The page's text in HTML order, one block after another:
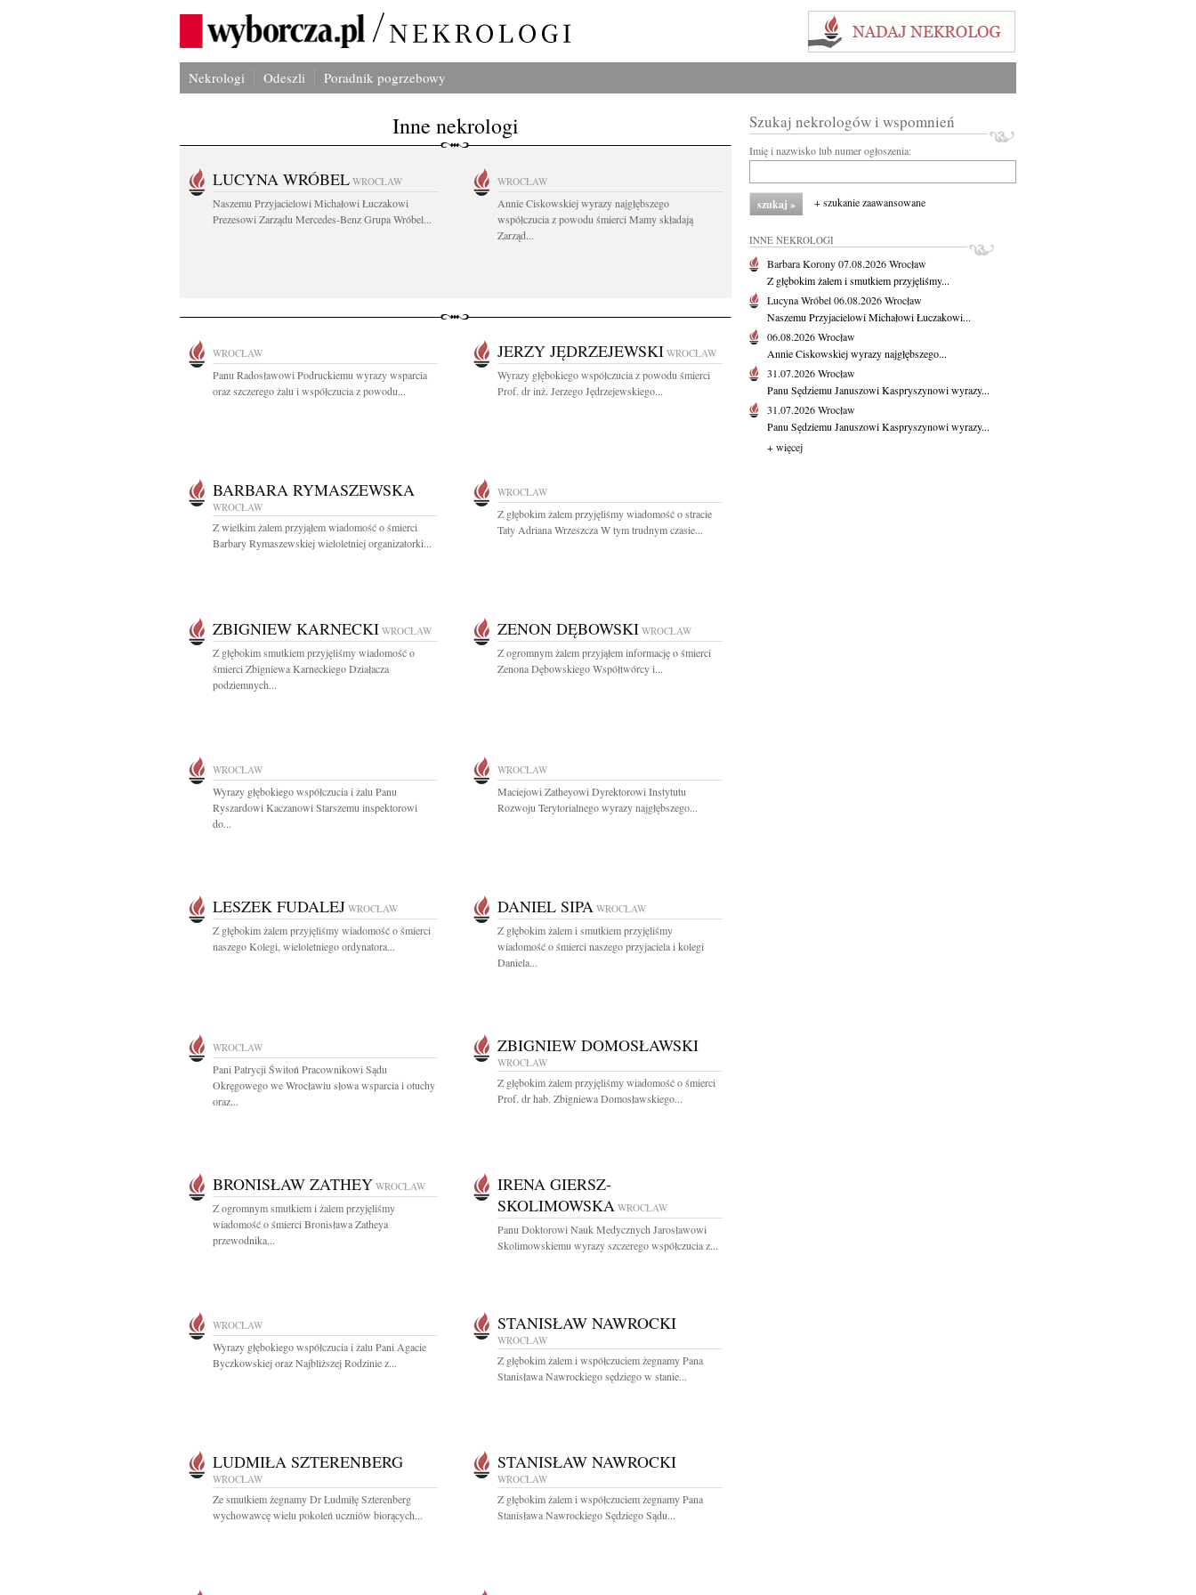
Nekrologi Odeszli Poradnik pogrzebowy
Inne nekrologi
LUCYNA WRÓBEL WROCŁAW
Naszemu Przyjacielowi Michałowi Łuczakowi
Prezesowi Zarządu Mercedes-Benz Grupa Wróbel...
WROCŁAW
Annie Ciskowskiej wyrazy najgłębszego
współczucia z powodu śmierci Mamy składają
Zarząd...
WROCŁAW
Panu Radosławowi Podruckiemu wyrazy wsparcia
oraz szczerego żalu i współczucia z powodu...
JERZY JĘDRZEJEWSKI WROCŁAW
Wyrazy głębokiego współczucia z powodu śmierci
Prof. dr inż. Jerzego Jędrzejewskiego...
BARBARA RYMASZEWSKA
WROCŁAW
Z wielkim żalem przyjąłem wiadomość o śmierci
Barbary Rymaszewskiej wieloletniej organizatorki...
WROCŁAW
Z głębokim żalem przyjęliśmy wiadomość o stracie
Taty Adriana Wrzeszcza W tym trudnym czasie...
ZBIGNIEW KARNECKI WROCŁAW
Z głębokim smutkiem przyjęliśmy wiadomość o
śmierci Zbigniewa Karneckiego Działacza
podziemnych...
ZENON DĘBOWSKI WROCŁAW
Z ogromnym żalem przyjąłem informację o śmierci
Zenona Dębowskiego Współtwórcy i...
WROCŁAW
Wyrazy głębokiego współczucia i żalu Panu
Ryszardowi Kaczanowi Starszemu inspektorowi
do...
WROCŁAW
Maciejowi Zatheyowi Dyrektorowi Instytutu
Rozwoju Terytorialnego wyrazy najgłębszego...
LESZEK FUDALEJ WROCŁAW
Z głębokim żalem przyjęliśmy wiadomość o śmierci
naszego Kolegi, wieloletniego ordynatora...
DANIEL SIPA WROCŁAW
Z głębokim żalem i smutkiem przyjęliśmy
wiadomość o śmierci naszego przyjaciela i kolegi
Daniela...
WROCŁAW
Pani Patrycji Świtoń Pracownikowi Sądu
Okręgowego we Wrocławiu słowa wsparcia i otuchy
oraz...
ZBIGNIEW DOMOSŁAWSKI
WROCŁAW
Z głębokim żalem przyjęliśmy wiadomość o śmierci
Prof. dr hab. Zbigniewa Domosławskiego...
BRONISŁAW ZATHEY WROCŁAW
Z ogromnym smutkiem i żalem przyjęliśmy
wiadomość o śmierci Bronisława Zatheya
przewodnika...
IRENA GIERSZ-
SKOLIMOWSKA WROCŁAW
Panu Doktorowi Nauk Medycznych Jarosławowi
Skolimowskiemu wyrazy szczerego współczucia z...
WROCŁAW
Wyrazy głębokiego współczucia i żalu Pani Agacie
Byczkowskiej oraz Najbliższej Rodzinie z...
STANISŁAW NAWROCKI
WROCŁAW
Z głębokim żalem i współczuciem żegnamy Pana
Stanisława Nawrockiego sędziego w stanie...
LUDMIŁA SZTERENBERG
WROCŁAW
Ze smutkiem żegnamy Dr Ludmiłę Szterenberg
wychowawcę wielu pokoleń uczniów biorących...
STANISŁAW NAWROCKI
WROCŁAW
Z głębokim żalem i współczuciem żegnamy Pana
Stanisława Nawrockiego Sędziego Sądu...
Szukaj nekrologów i wspomnień
Imię i nazwisko lub numer ogłoszenia:
+ szukanie zaawansowane
INNE NEKROLOGI
Barbara Korony07.08.2026Wrocław
Z głębokim żalem i smutkiem przyjęliśmy...
Lucyna Wróbel06.08.2026Wrocław
Naszemu Przyjacielowi Michałowi Łuczakowi...
06.08.2026Wrocław
Annie Ciskowskiej wyrazy najgłębszego...
31.07.2026Wrocław
Panu Sędziemu Januszowi Kaspryszynowi wyrazy...
31.07.2026Wrocław
Panu Sędziemu Januszowi Kaspryszynowi wyrazy...
+ więcej